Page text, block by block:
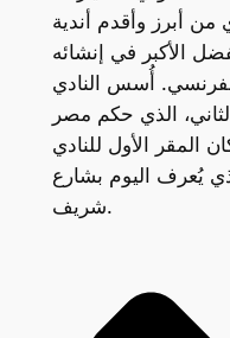
من أبرز وأقدم أندية
الأكبر في إنشائه
أُسس النادي
الذي حكم مصر
1892 و1914، وكان المقر الأول للنادي
يُعرف اليوم بشارع
شريف.